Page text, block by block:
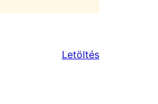
Letöltés